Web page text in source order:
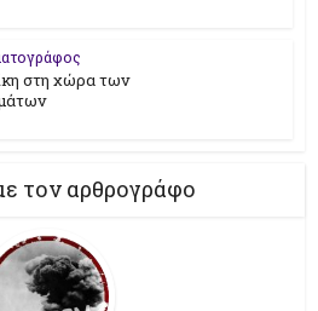
στη χώρα των
τον αρθρογράφο